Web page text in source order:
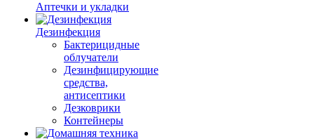
Аптечки и укладки
Дезинфекция
Бактерицидные
облучатели
Дезинфицирующие
средства,
антисептики
Дезковрики
Контейнеры